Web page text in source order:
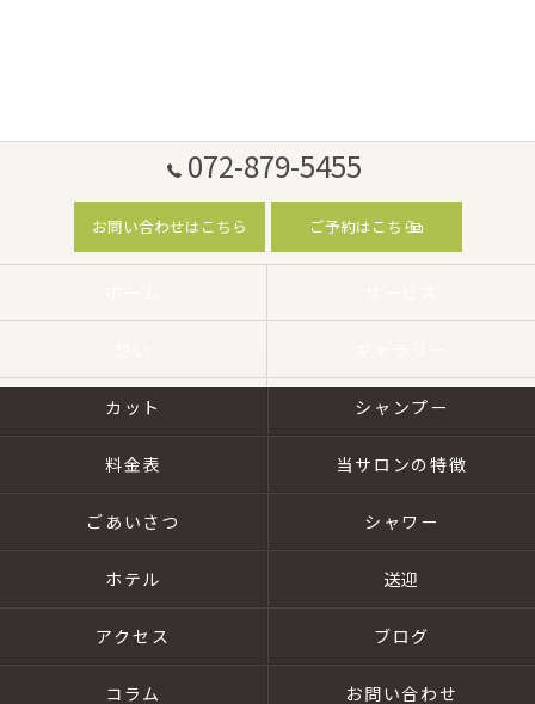
072-879-5455
お問い合わせはこちら ご予約はこちら
カット シャンプー
料金表 当サロンの特徴
ごあいさつ シャワー
ホテル 送迎
アクセス ブログ
コラム お問い合わせ